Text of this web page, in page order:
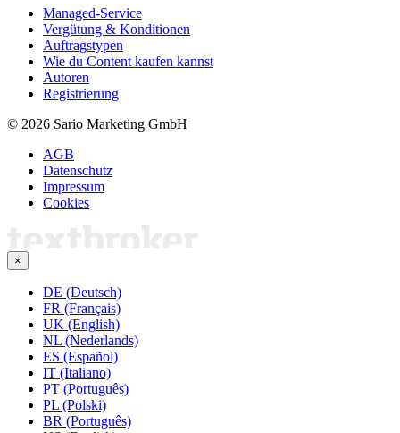
Managed-Service
Vergütung & Konditionen
Auftragstypen
Wie du Content kaufen kannst
Autoren
Registrierung
© 2026 Sario Marketing GmbH
AGB
Datenschutz
Impressum
Cookies
×
DE (Deutsch)
FR (Français)
UK (English)
NL (Nederlands)
ES (Español)
IT (Italiano)
PT (Português)
PL (Polski)
BR (Português)